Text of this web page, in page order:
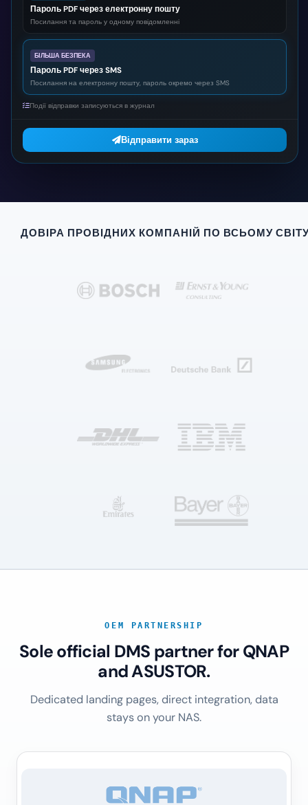
Пароль PDF через електронну пошту
Посилання та пароль у одному повідомленні
БІЛЬША БЕЗПЕКА
Пароль PDF через SMS
Посилання на електронну пошту, пароль окремо через SMS
Події відправки записуються в журнал
Відправити зараз
ДОВІРА ПРОВІДНИХ КОМПАНІЙ ПО ВСЬОМУ
OEM PARTNERSHIP
Sole official DMS partner for QNAP
and ASUSTOR.
Dedicated landing pages, direct integration, data
stays on your NAS.